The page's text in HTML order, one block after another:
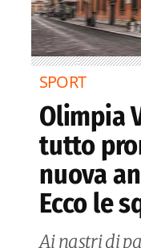
SPORT
Olimpia
tutto
nuova
Ecco le
Ai nastri di